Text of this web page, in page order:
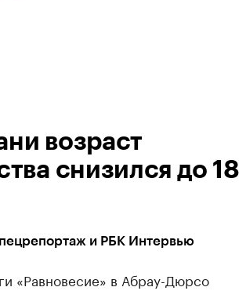
возраст
снизился до 18
и РБК Интервью
«Равновесие» в Абрау-Дюрсо